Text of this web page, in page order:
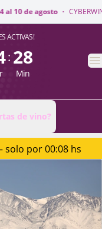
2026 · del 4 al 10 de
ACTIVAS!
: 28
Min
de vino?
solo por 00:08 hs